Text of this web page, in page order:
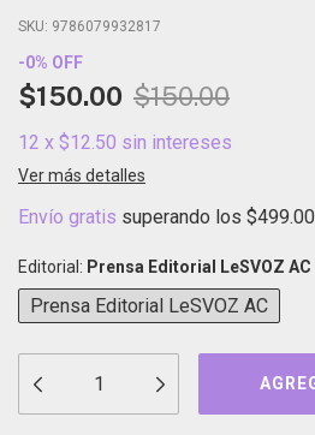
SKU: 9786079932817
-0% OFF
$150.00 $150.00
12 x $12.50 sin intereses
Ver más detalles
Envío gratis superando los $499.00
Editorial: Prensa Editorial LeSVOZ AC
Prensa Editorial LeSVOZ AC